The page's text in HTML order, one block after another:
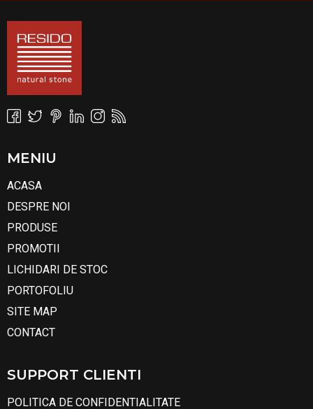
MENIU
ACASA
DESPRE NOI
PRODUSE
PROMOTII
LICHIDARI DE STOC
PORTOFOLIU
SITE MAP
CONTACT
SUPPORT CLIENTI
POLITICA DE CONFIDENTIALITATE